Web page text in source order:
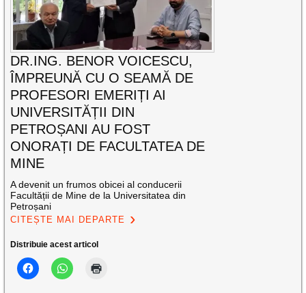
DR.ING. BENOR VOICESCU,
ÎMPREUNĂ CU O SEAMĂ DE
PROFESORI EMERIȚI AI
UNIVERSITĂȚII DIN
PETROȘANI AU FOST
ONORAȚI DE FACULTATEA DE
MINE
A devenit un frumos obicei al conducerii
Facultății de Mine de la Universitatea din
Petroșani
CITEȘTE MAI DEPARTE
Distribuie acest articol